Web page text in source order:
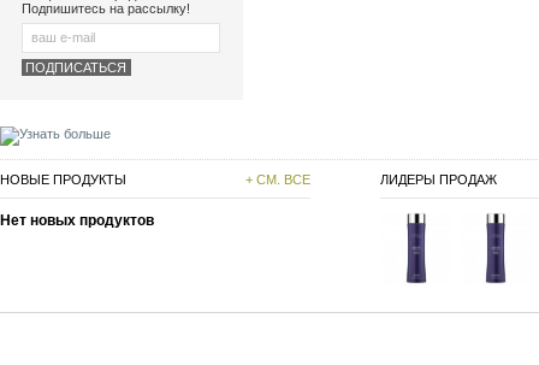
Подпишитесь на рассылку!
НОВЫЕ ПРОДУКТЫ + СМ. ВСЕ
Нет новых продуктов
ЛИДЕРЫ ПРОДАЖ